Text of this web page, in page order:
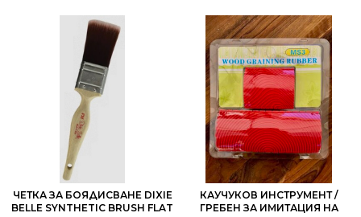
ЧЕТКА ЗА БОЯДИСВАНЕ DIXIE
BELLE SYNTHETIC BRUSH FLAT
КАУЧУКОВ ИНСТРУМЕНТ /
ГРЕБЕН ЗА ИМИТАЦИЯ НА